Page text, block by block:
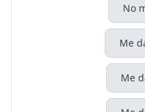
No
Me
Me